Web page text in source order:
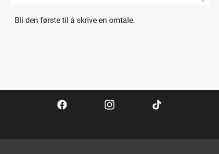
Bli den første til å skrive en omtale.